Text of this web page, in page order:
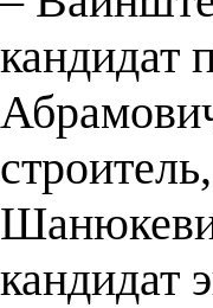
кандидат
кандидат